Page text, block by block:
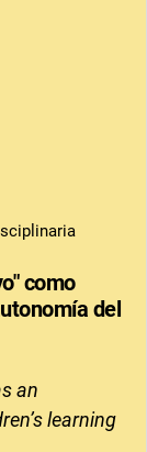
como
del
an
learning